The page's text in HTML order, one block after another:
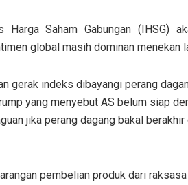
Saham Gabungan (IHSG)
global masih dominan menekan
gerak indeks dibayangi perang
yang menyebut AS belum siap
jika perang dagang bakal
pembelian produk dari raksasa